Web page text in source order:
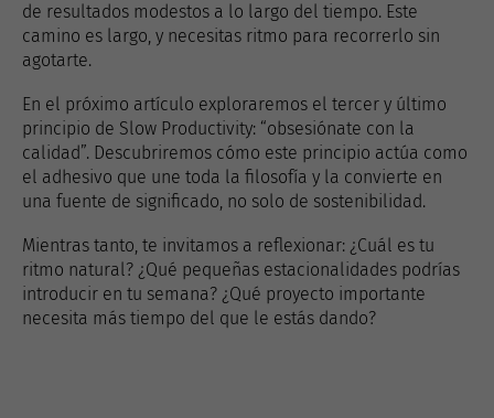
de resultados modestos a lo largo del tiempo. Este
camino es largo, y necesitas ritmo para recorrerlo sin
agotarte.
En el próximo artículo exploraremos el tercer y último
principio de Slow Productivity: “obsesiónate con la
calidad”. Descubriremos cómo este principio actúa como
el adhesivo que une toda la filosofía y la convierte en
una fuente de significado, no solo de sostenibilidad.
Mientras tanto, te invitamos a reflexionar: ¿Cuál es tu
ritmo natural? ¿Qué pequeñas estacionalidades podrías
introducir en tu semana? ¿Qué proyecto importante
necesita más tiempo del que le estás dando?